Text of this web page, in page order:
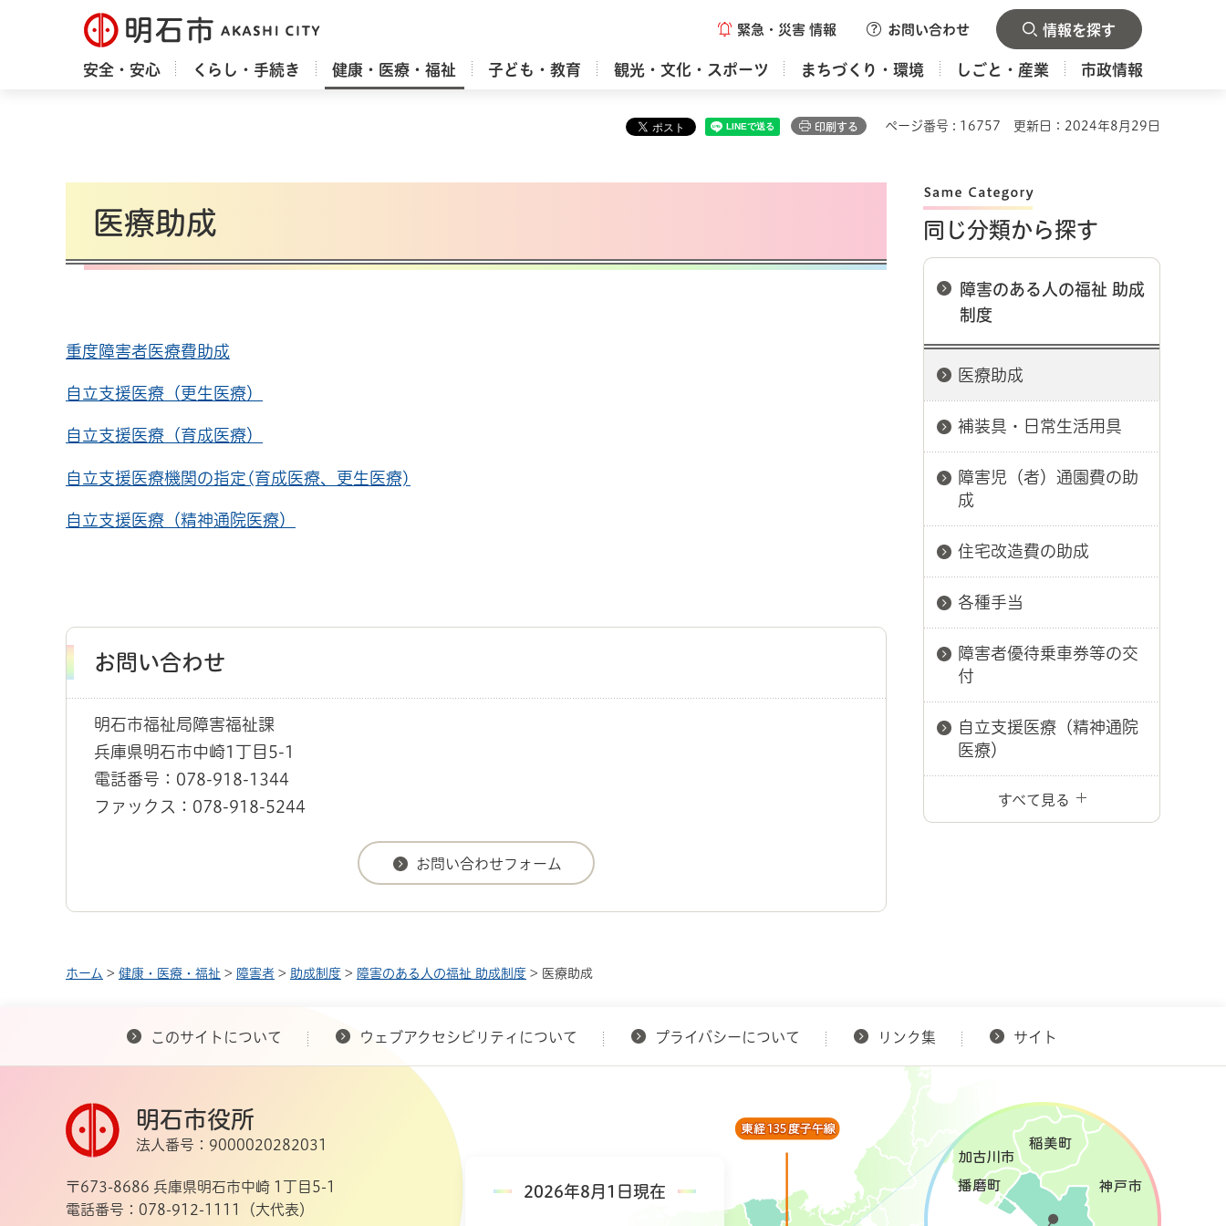
明石市 緊急・災害 情報 お問い合わせ 情報を探す
安全・安心 くらし・手続き 健康・医療・福祉 子ども・教育 観光・文化・スポーツ まちづくり・環境 しごと・産業 市政情報
印刷する ページ番号 : 16757 更新日：2024年8月29日
医療助成
重度障害者医療費助成
自立支援医療（更生医療）
自立支援医療（育成医療）
自立支援医療機関の指定(育成医療、更生医療)
自立支援医療（精神通院医療）
お問い合わせ
明石市福祉局障害福祉課
兵庫県明石市中崎1丁目5-1
電話番号：078-918-1344
ファックス：078-918-5244
同じ分類から探す
障害のある人の福祉 助成
制度
医療助成
補装具・日常生活用具
障害児（者）通園費の助
成
住宅改造費の助成
各種手当
障害者優待乗車券等の交
付
自立支援医療（精神通院
医療）
すべて見る
ホーム > 健康・医療・福祉 > 障害者 > 助成制度 > 障害のある人の福祉 助成制度 > 医療助成
このサイトについて ウェブアクセシビリティについて プライバシーについて リンク集 サイト
2026年8月1日現在
明石市役所
法人番号：9000020282031
〒673-8686 兵庫県明石市中崎 1丁目5-1
電話番号：078-912-1111（大代表）